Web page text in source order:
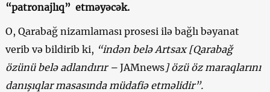
“patronajlıq” etməyəcək.
O, Qarabağ nizamlaması prosesi ilə bağlı bəyanat
verib və bildirib ki, “indən belə Artsax [Qarabağ
özünü belə adlandırır – JAMnews] özü öz maraqlarını
danışıqlar masasında müdafiə etməlidir”.